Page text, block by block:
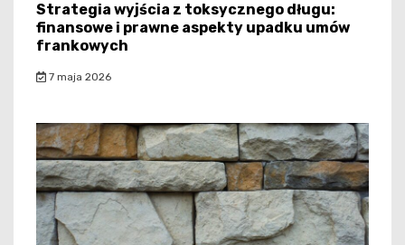
Strategia wyjścia z toksycznego długu:
finansowe i prawne aspekty upadku umów
frankowych
7 maja 2026